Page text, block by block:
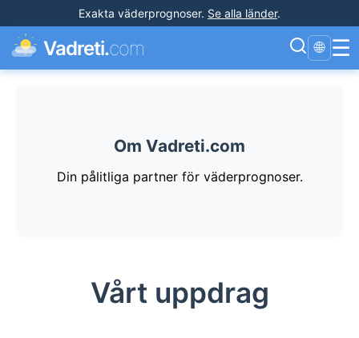
Exakta väderprognoser. Se alla länder.
Vadreti.com 🌐 ☰
Om Vadreti.com
Din pålitliga partner för väderprognoser.
Vårt uppdrag